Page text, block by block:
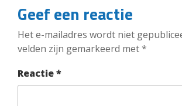
Geef een reactie
Het e-mailadres wordt niet
velden zijn gemarkeerd met*
Reactie*